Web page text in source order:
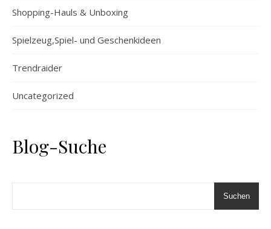
Shopping-Hauls & Unboxing
Spielzeug,Spiel- und Geschenkideen
Trendraider
Uncategorized
Blog-Suche
Suchen